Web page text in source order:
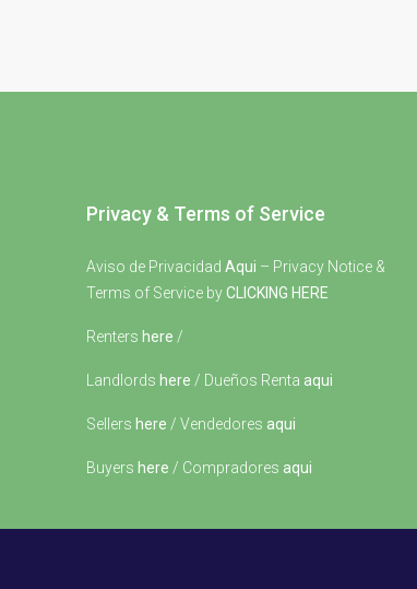
Privacy & Terms of Service
Aviso de Privacidad Aqui – Privacy Notice &
Terms of Service byCLICKING HERE
Renters here /
Landlords here / Dueños Renta aqui
Sellers here / Vendedores aqui
Buyers here / Compradores aqui